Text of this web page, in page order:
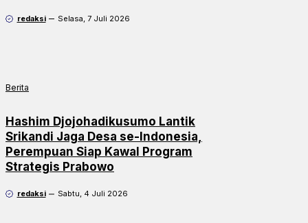
redaksi Selasa, 7 Juli 2026
Berita
Hashim Djojohadikusumo Lantik
Srikandi Jaga Desa se-Indonesia,
Perempuan Siap Kawal Program
Strategis Prabowo
redaksi Sabtu, 4 Juli 2026